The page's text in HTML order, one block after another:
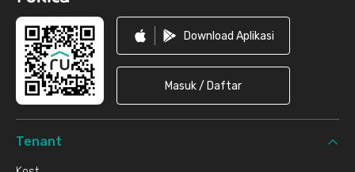
Download Aplikasi
Masuk / Daftar
Tenant